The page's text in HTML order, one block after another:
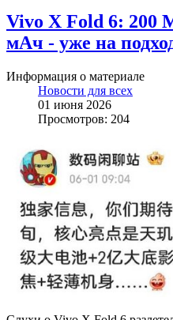
Vivo X Fold 6: 200
мАч - уже на
Информация о материале
Новости для всех
01 июня 2026
Просмотров: 204